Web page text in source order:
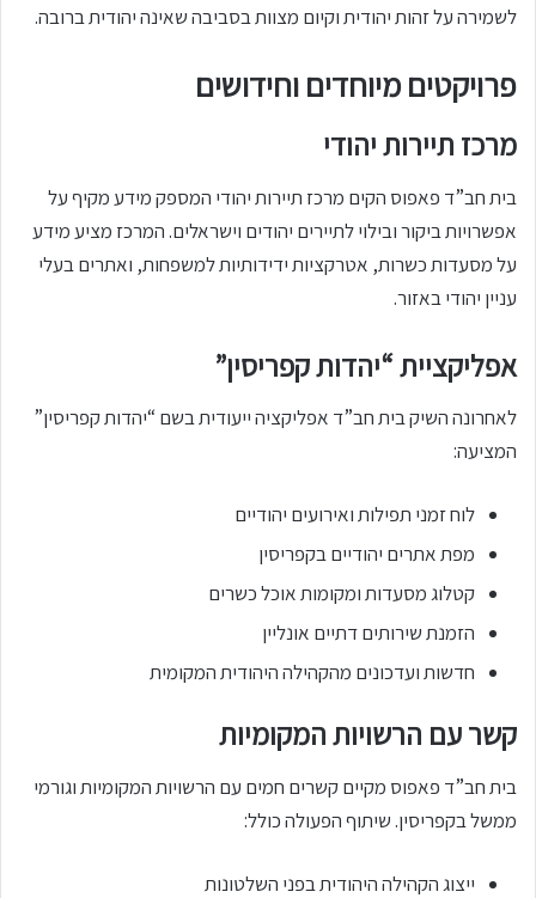
לשמירה על זהות יהודית וקיום מצוות בסביבה שאינה יהודית ברובה.
פרויקטים מיוחדים וחידושים
מרכז תיירות יהודי
בית חב”ד פאפוס הקים מרכז תיירות יהודי המספק מידע מקיף על
אפשרויות ביקור ובילוי לתיירים יהודים וישראלים. המרכז מציע מידע
על מסעדות כשרות, אטרקציות ידידותיות למשפחות, ואתרים בעלי
עניין יהודי באזור.
אפליקציית “יהדות קפריסין”
לאחרונה השיק בית חב”ד אפליקציה ייעודית בשם “יהדות קפריסין”
המציעה:
לוח זמני תפילות ואירועים יהודיים
מפת אתרים יהודיים בקפריסין
קטלוג מסעדות ומקומות אוכל כשרים
הזמנת שירותים דתיים אונליין
חדשות ועדכונים מהקהילה היהודית המקומית
קשר עם הרשויות המקומיות
בית חב”ד פאפוס מקיים קשרים חמים עם הרשויות המקומיות וגורמי
ממשל בקפריסין. שיתוף הפעולה כולל:
ייצוג הקהילה היהודית בפני השלטונות